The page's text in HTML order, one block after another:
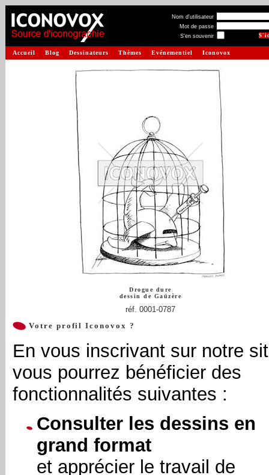
Nom d'utilisateur
Mot de passe
S'en souvenir
Accueil Blog Dessinateurs Thèmes Evénementiel Iconovox
Drogue dure
dessin de Gaüzère
réf. 0001-0787
Votre profil Iconovox ?
En vous inscrivant sur notre
vous pourrez bénéficier des
fonctionnalités suivantes :
Consulter les dessins en
grand format
et apprécier le travail de